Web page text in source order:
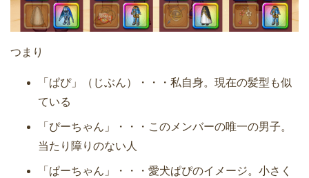
つまり
「ぱぴ」（じぶん）・・・私自身。現在の髪型も似
ている
「ぴーちゃん」・・・このメンバーの唯一の男子。
当たり障りのない人
「ぱーちゃん」・・・愛犬ぱぴのイメージ。小さく